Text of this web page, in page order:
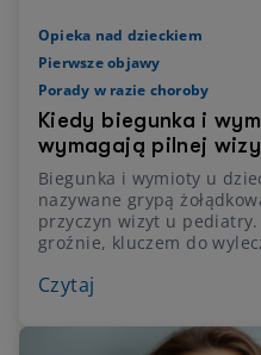
Opieka nad dzieckiem
Pierwsze objawy
Porady w razie choroby
Kiedy biegunka i
wymagają pilnej
Biegunka i wymioty u
nazywane grypą
przyczyn wizyt u
groźnie, kluczem do
ostrej biegunki i
jednocześnie. W
zdrowia dziecka
Czytaj